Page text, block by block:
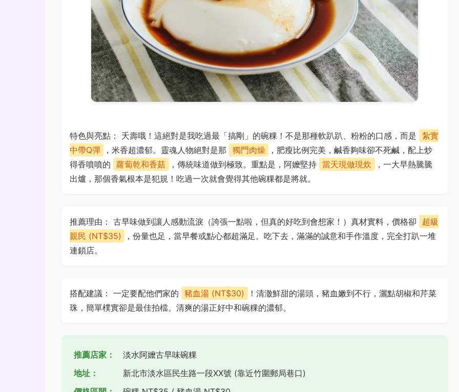
特色與亮點： 夭壽哦！這絕對是我吃過最「搞剛」的碗粿！不是那種軟趴趴、粉粉的口感，而是
紮實
中帶Q彈
，米香超濃郁。靈魂人物絕對是那 獨門肉燥
，肥瘦比例完美，鹹香夠味卻不死鹹，配上炒
得香噴噴的
蘿蔔乾和香菇 ，傳統味道做到極致。重點是，阿嬤堅持 當天現做現炊
，一大早熱騰騰
出爐，那個香氣根本是犯規！吃過一次就會覺得其他碗粿都是將就。
推薦理由： 古早味做到讓人感動流淚（誇張一點啦，但真的好吃到會想家！）真材實料，價格卻
超級
親民 (NT$35)
，份量也足，當早餐或點心都超滿足。吃下去，滿滿的誠意和手作溫度，完全打趴一堆
連鎖店。
搭配建議： 一定要配他們家的 豬血湯 (NT$30)
！清澈鮮甜的湯頭，豬血嫩到不行，灑點胡椒和芹菜
珠，簡單樸實卻是最佳拍檔。清爽的湯正好中和碗粿的濃郁。
推薦店家：
淡水阿嬤古早味碗粿
地址：
新北市淡水區民生路一段XX號 (靠近竹圍郵局巷口)